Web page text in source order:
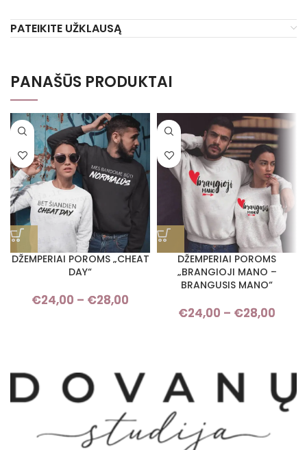
PATEIKITE UŽKLAUSĄ
PANAŠŪS PRODUKTAI
DŽEMPERIAI POROMS „CHEAT
DAY“
€24,00 – €28,00
€28,00
DŽEMPERIAI POROMS
„BRANGIOJI MANO –
BRANGUSIS MANO“
€24,00 – €28,00